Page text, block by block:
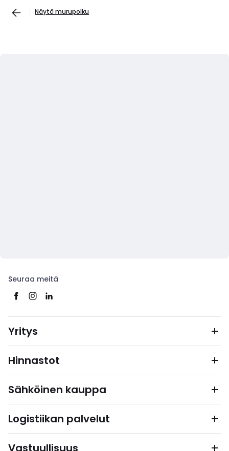
Näytä murupolku
Seuraa meitä
Yritys
Hinnastot
Sähköinen kauppa
Logistiikan palvelut
Vastuullisuus